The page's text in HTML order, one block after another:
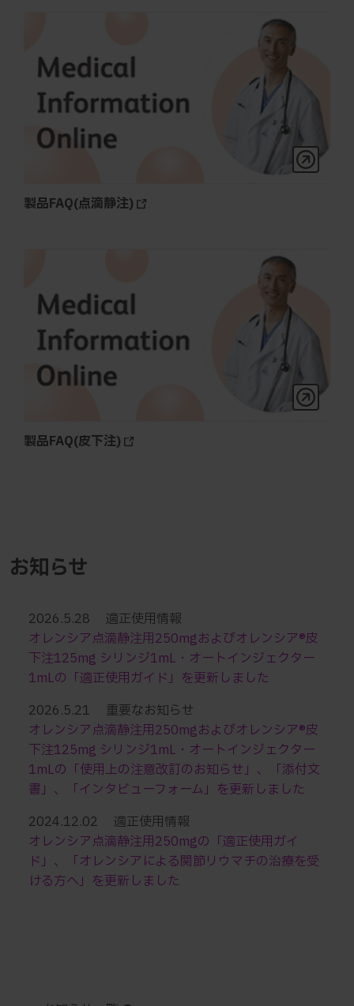
製品FAQ(点滴静注)
製品FAQ(皮下注)
お知らせ
2026.5.28 適正使用情報
オレンシア点滴静注用250mgおよびオレンシア®皮
下注125mg シリンジ1mL・オートインジェクター
1mLの「適正使用ガイド」を更新しました
2026.5.21 重要なお知らせ
オレンシア点滴静注用250mgおよびオレンシア®皮
下注125mg シリンジ1mL・オートインジェクター
1mLの「使用上の注意改訂のお知らせ」、「添付文
書」、「インタビューフォーム」を更新しました
2024.12.02 適正使用情報
オレンシア点滴静注用250mgの「適正使用ガイ
ド」、「オレンシアによる関節リウマチの治療を受
ける方へ」を更新しました